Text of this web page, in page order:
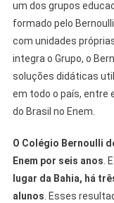
um dos grupos
formado pelo
com unidades
integra o Grupo, o
soluções didáticas
em todo o país, entre
do Brasil no Enem.
O Colégio Bernoulli
Enem por seis anos.
lugar da Bahia, há
alunos. Esses